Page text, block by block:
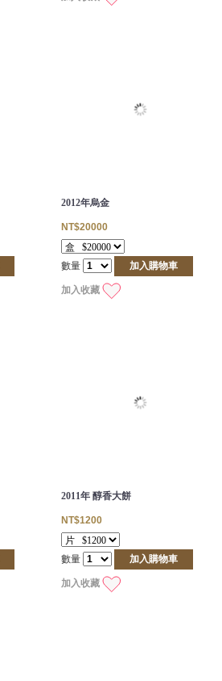
2012年烏金
NT$20000
數量 加入購物車
加入收藏
2011年 醇香大餅
NT$1200
數量 加入購物車
加入收藏